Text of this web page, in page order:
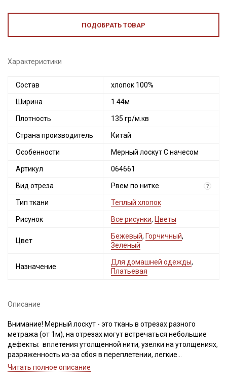
ПОДОБРАТЬ ТОВАР
Характеристики
Состав хлопок 100%
Ширина 1.44м
Плотность 135 гр/м.кв
Страна производитель Китай
Особенности Мерный лоскут С начесом
Артикул 064661
Вид отреза Рвем по нитке ?
Тип ткани Теплый хлопок
Рисунок Все рисунки, Цветы
Цвет
Бежевый, Горчичный,
Зеленый
Назначение
Для домашней одежды,
Платьевая
Описание
Внимание! Мерный лоскут - это ткань в отрезах разного
метража (от 1м), на отрезах могут встречаться небольшие
дефекты: вплетения утолщенной нити, узелки на утолщениях,
разряженность из-за сбоя в переплетении, легкие
загрязнения вдоль кромки и на расстоянии до 5см от кромки,
Читать полное описание